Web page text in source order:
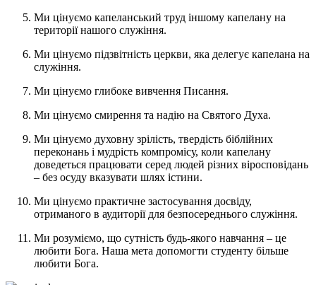
Ми цінуємо капеланський труд іншому капелану на
території нашого служіння.
Ми цінуємо підзвітність церкви, яка делегує капелана на
служіння.
Ми цінуємо глибоке вивчення Писання.
Ми цінуємо смирення та надію на Святого Духа.
Ми цінуємо духовну зрілість, твердість біблійних
переконань і мудрість компромісу, коли капелану
доведеться працювати серед людей різних віросповідань
– без осуду вказувати шлях істини.
Ми цінуємо практичне застосування досвіду,
отриманого в аудиторії для безпосереднього служіння.
Ми розуміємо, що сутність будь-якого навчання – це
любити Бога. Наша мета допомогти студенту більше
любити Бога.